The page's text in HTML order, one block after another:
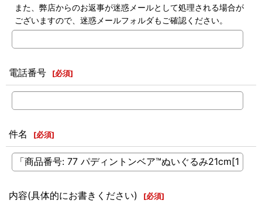
また、弊店からのお返事が迷惑メールとして処理される場合が
ございますので、迷惑メールフォルダもご確認ください。
電話番号 [必須]
件名 [必須]
内容(具体的にお書きください) [必須]